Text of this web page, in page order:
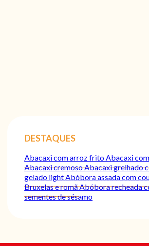
DESTAQUES
Abacaxi com arroz fritoAbacaxi
Abacaxi cremosoAbacaxi grelhado
gelado lightAbóbora assada com
Bruxelas e romãAbóbora recheada
sementes de sésamo